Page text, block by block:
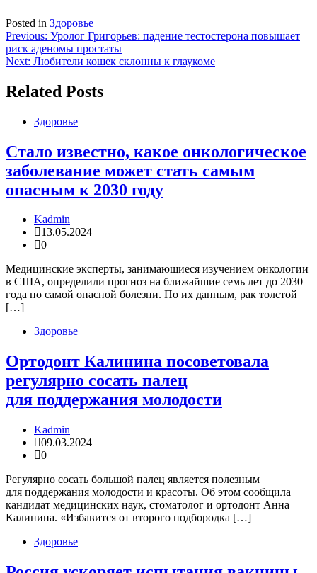
Posted in Здоровье
Навигация
по
Previous: Уролог Григорьев: падение тестостерона повышает
риск аденомы простаты
Next: Любители кошек склонны к глаукоме
Related Posts
Здоровье
Стало известно, какое онкологическое
заболевание может стать самым
опасным к 2030 году
Kadmin
13.05.2024
0
Медицинские эксперты, занимающиеся изучением онкологии
в США, определили прогноз на ближайшие семь лет до 2030
года по самой опасной болезни. По их данным, рак толстой
[…]
Здоровье
Ортодонт Калинина посоветовала
регулярно сосать палец
для поддержания молодости
Kadmin
09.03.2024
0
Регулярно сосать большой палец является полезным
для поддержания молодости и красоты. Об этом сообщила
кандидат медицинских наук, стоматолог и ортодонт Анна
Калинина. «Избавится от второго подбородка […]
Здоровье